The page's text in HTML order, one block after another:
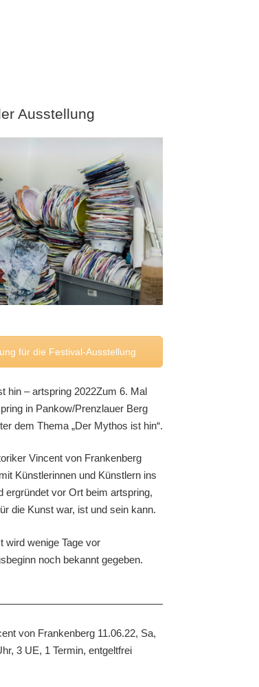
Ausstellung
für die Festival-Ausstellung
hin – artspring 2022Zum 6. Mal
in Pankow/Prenzlauer Berg
dem Thema „Der Mythos ist hin“.
Vincent von Frankenberg
Künstlerinnen und Künstlern ins
ergründet vor Ort beim artspring,
die Kunst war, ist und sein kann.
wird wenige Tage vor
noch bekannt gegeben.
von Frankenberg 11.06.22, Sa,
3 UE, 1 Termin, entgeltfrei